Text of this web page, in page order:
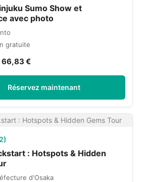
Sumo Show et
avec photo
gratuite
66,83 €
Réservez maintenant
: Hotspots & Hidden
d'Osaka